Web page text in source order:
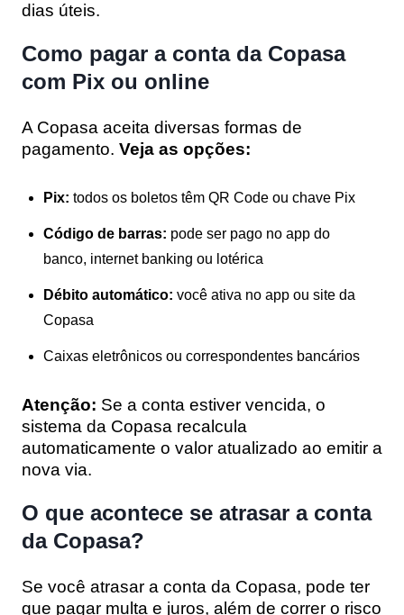
dias úteis.
Como pagar a conta da Copasa
com Pix ou online
A Copasa aceita diversas formas de
pagamento. Veja as opções:
Pix: todos os boletos têm QR Code ou chave Pix
Código de barras: pode ser pago no app do
banco, internet banking ou lotérica
Débito automático: você ativa no app ou site da
Copasa
Caixas eletrônicos ou correspondentes bancários
Atenção: Se a conta estiver vencida, o
sistema da Copasa recalcula
automaticamente o valor atualizado ao emitir a
nova via.
O que acontece se atrasar a conta
da Copasa?
Se você atrasar a conta da Copasa, pode ter
que pagar multa e juros, além de correr o risco